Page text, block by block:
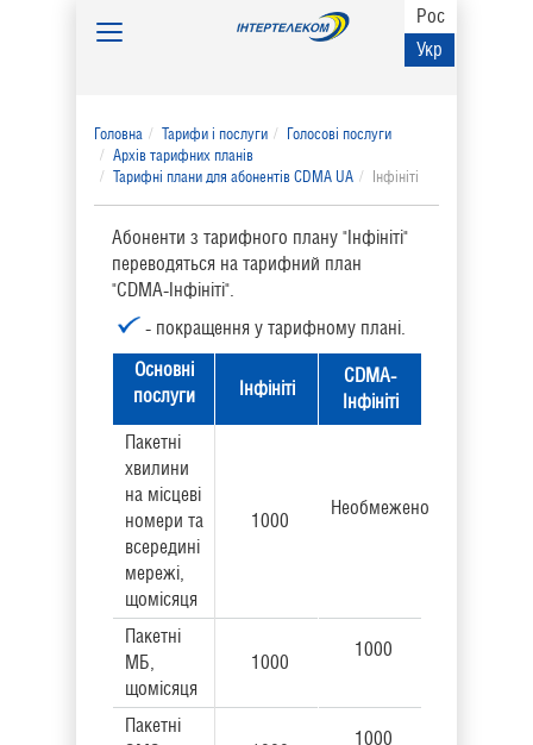
Рос
Укр
Toggle
Головна Тарифи і послуги
Голосові послуги
Архів тарифних планів
Тарифні плани для абонентів CDMA UA
Інфініті
Абоненти з тарифного плану "Інфініті"
переводяться на тарифний план
"CDMA-Інфініті".
- покращення у тарифному планi.
Основнi
послуги
Інфініті
CDMA-
Інфініті
Пакетні
хвилини
на місцеві
номери та
всередині
мережі,
щомісяця
1000
Необмежено
Пакетні
МБ,
щомісяця
1000
1000
Пакетні
1000